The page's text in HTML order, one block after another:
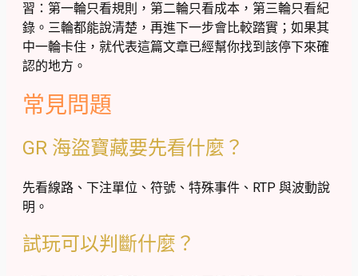
習：第一輪只看規則，第二輪只看成本，第三輪只看紀
錄。三輪都能說清楚，再進下一步會比較踏實；如果其
中一輪卡住，就代表這篇文章已經幫你找到該停下來確
認的地方。
常見問題
GR 海盜寶藏要先看什麼？
先看線路、下注單位、符號、特殊事件、RTP 與波動說
明。
試玩可以判斷什麼？